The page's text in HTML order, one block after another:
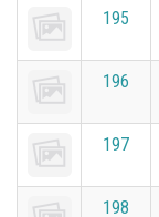
195
196
197
198